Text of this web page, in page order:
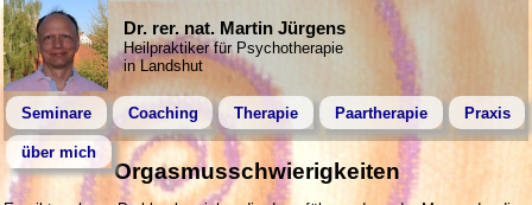
Dr. rer. nat. Martin Jürgens
Heilpraktiker für Psychotherapie
in Landshut
Seminare Coaching Therapie Paartherapie Praxis
über mich
Orgasmusschwierigkeiten